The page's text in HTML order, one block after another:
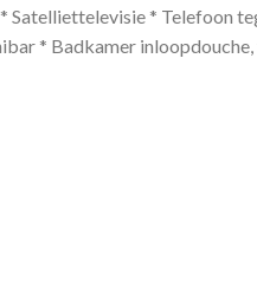
* Telefoon
* Badkamer inloopdouche,